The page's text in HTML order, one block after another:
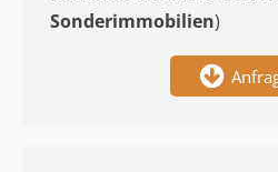
Sonderimmobilien)